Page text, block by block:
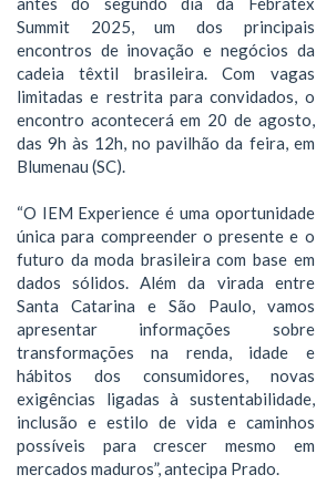
Summit 2025, um dos principais
encontros de inovação e negócios da
cadeia têxtil brasileira. Com vagas
limitadas e restrita para convidados, o
encontro acontecerá em 20 de agosto,
das 9h às 12h, no pavilhão da feira, em
Blumenau (SC).
“O IEM Experience é uma oportunidade
única para compreender o presente e o
futuro da moda brasileira com base em
dados sólidos. Além da virada entre
Santa Catarina e São Paulo, vamos
apresentar informações sobre
transformações na renda, idade e
hábitos dos consumidores, novas
exigências ligadas à sustentabilidade,
inclusão e estilo de vida e caminhos
possíveis para crescer mesmo em
mercados maduros”, antecipa Prado.